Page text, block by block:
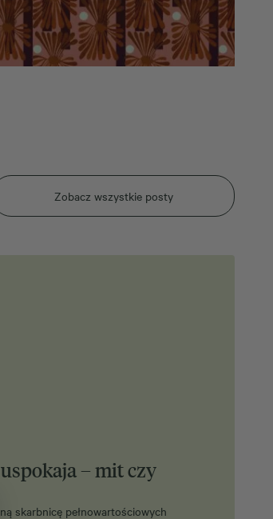
Zobacz wszystkie posty
– mit czy
skarbnicę pełnowartościowych